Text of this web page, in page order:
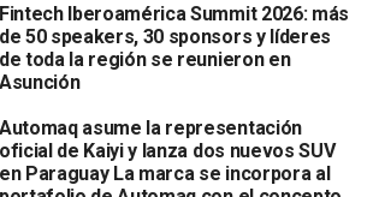
Fintech Iberoamérica Summit 2026: más
de 50 speakers, 30 sponsors y líderes
de toda la región se reunieron en
Asunción
Automaq asume la representación
oficial de Kaiyi y lanza dos nuevos SUV
en Paraguay La marca se incorpora al